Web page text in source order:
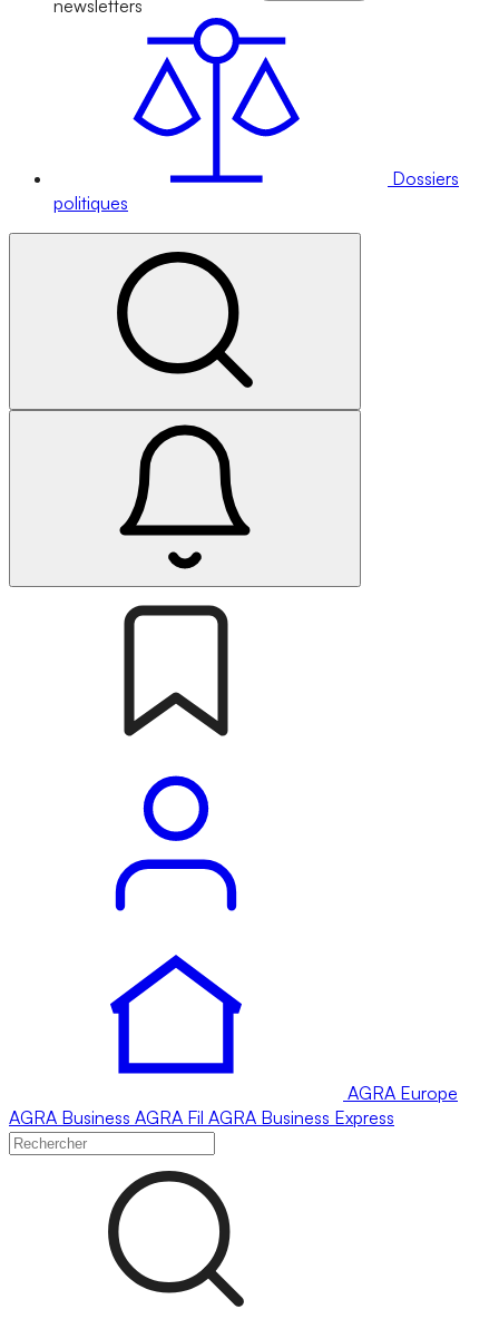
newsletters
Dossiers
politiques
AGRA Europe
AGRA Business AGRA Fil AGRA Business Express